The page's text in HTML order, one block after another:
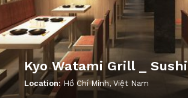
Kyo Watami Grill _ Sushi
Location: Hồ Chí Minh, Việt Nam